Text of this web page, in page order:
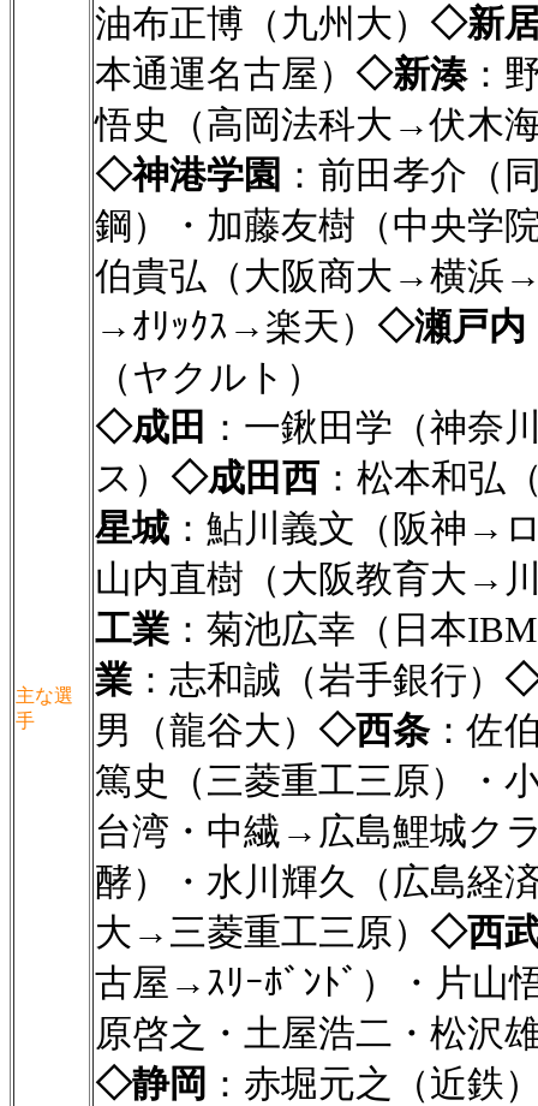
主な選
手
油布正博（九州大） ◇新
本通運名古屋） ◇新湊：
悟史（高岡法科大→伏木
◇神港学園 ：前田孝介（
鋼）・加藤友樹（中央学
伯貴弘（大阪商大→横浜
→ｵﾘｯｸｽ→楽天） ◇瀬戸内
（ヤクルト）
◇成田 ：一鍬田学（神奈
ス） ◇成田西 ：松本和弘
星城 ：鮎川義文（阪神→
山内直樹（大阪教育大→
工業 ：菊池広幸（日本
業 ：志和誠（岩手銀行） ◇
男（龍谷大） ◇西条：佐
篤史（三菱重工三原）
台湾・中繊→広島鯉城ク
酵）・水川輝久（広島経
大→三菱重工三原） ◇西
古屋→ｽﾘｰﾎﾞﾝﾄﾞ）・片山
原啓之・土屋浩二・松沢
◇静岡 ：赤堀元之（近鉄